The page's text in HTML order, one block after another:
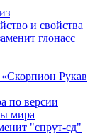
и свойства
глонасс
Рукав
по версии
мира
"спрут-сд"